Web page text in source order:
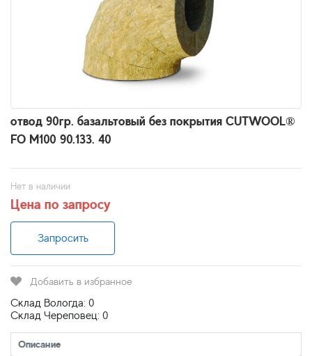
отвод 90гр. базальтовый без покрытия CUTWOOL®
FO M100 90.133. 40
Нет в наличии
Цена по запросу
Запросить
Добавить в избранное
Склад Вологда: 0
Склад Череповец: 0
Описание